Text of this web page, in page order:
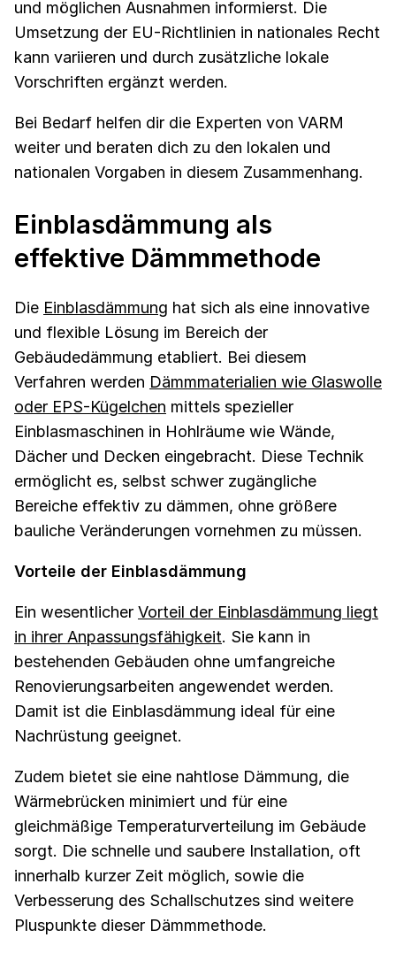
und möglichen Ausnahmen informierst. Die
Umsetzung der EU-Richtlinien in nationales Recht
kann variieren und durch zusätzliche lokale
Vorschriften ergänzt werden.
Bei Bedarf helfen dir die Experten von VARM
weiter und beraten dich zu den lokalen und
nationalen Vorgaben in diesem Zusammenhang.
Einblasdämmung als
effektive Dämmmethode
Die Einblasdämmung hat sich als eine innovative
und flexible Lösung im Bereich der
Gebäudedämmung etabliert. Bei diesem
Verfahren werden Dämmmaterialien wie Glaswolle
oder EPS-Kügelchen mittels spezieller
Einblasmaschinen in Hohlräume wie Wände,
Dächer und Decken eingebracht. Diese Technik
ermöglicht es, selbst schwer zugängliche
Bereiche effektiv zu dämmen, ohne größere
bauliche Veränderungen vornehmen zu müssen.
Vorteile der Einblasdämmung
Ein wesentlicher Vorteil der Einblasdämmung liegt
in ihrer Anpassungsfähigkeit. Sie kann in
bestehenden Gebäuden ohne umfangreiche
Renovierungsarbeiten angewendet werden.
Damit ist die Einblasdämmung ideal für eine
Nachrüstung geeignet.
Zudem bietet sie eine nahtlose Dämmung, die
Wärmebrücken minimiert und für eine
gleichmäßige Temperaturverteilung im Gebäude
sorgt. Die schnelle und saubere Installation, oft
innerhalb kurzer Zeit möglich, sowie die
Verbesserung des Schallschutzes sind weitere
Pluspunkte dieser Dämmmethode.